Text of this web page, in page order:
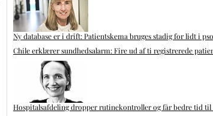
Ny database er i drift: Patientskema bruges stadig for lidt i
Chile erklærer sundhedsalarm: Fire ud af ti registrerede
Hospitalsafdeling dropper rutinekontroller og får bedre tid til